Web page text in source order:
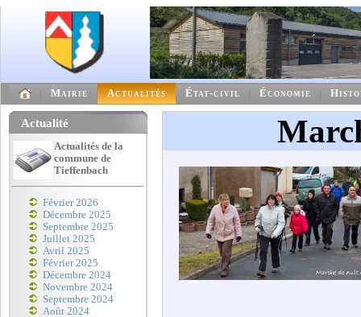
Mairie Actualités État-civil Économie
Actualité
Actualités de la
commune de
Tieffenbach
Février 2026
Décembre 2025
Septembre 2025
Juillet 2025
Avril 2025
Février 2025
Décembre 2024
Novembre 2024
Septembre 2024
Août 2024